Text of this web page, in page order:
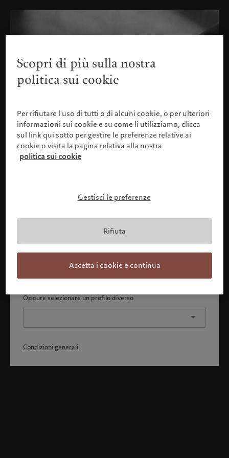
Confermare il proprio profilo
Con la presente dichiaro 1) di aver pienamente compreso
cittadino o residente degli Stati Uniti o del Canada.
Continua
Oppure selezionare un profilo diverso
Condizioni generali
Scopri di più sulla nostra
politica sui cookie
Per rifiutare l'uso di tutti o di alcuni cookie, o per ulteriori
informazioni sui cookie e su come li utilizziamo, clicca
sul link qui sotto per gestire le preferenze relative ai
cookie o visita la pagina relativa alla nostra
politica sui cookie
Gestisci le preferenze
Rifiuta
Accetta i cookie e continua